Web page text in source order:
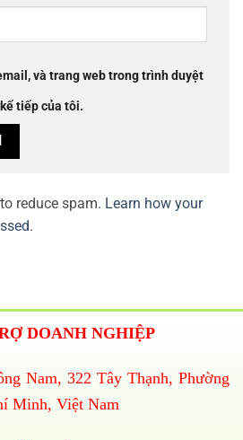
và trang web trong trình duyệt
tiếp của tôi.
reduce spam. Learn how your
DOANH NGHIỆP
Nam, 322 Tây Thạnh, Phường
Minh, Việt Nam